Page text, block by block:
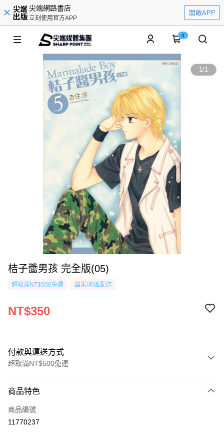
尖端網路書店
立刻使用官方APP
開啟APP
0
1/1
桔子醬男孩 完全版(05)
超取滿NT$500免運 國家/地區配送
NT$350
付款與運送方式
超取滿NT$500免運
信用卡一次付款
超商取貨付款
商品特色
商品編號
11770237